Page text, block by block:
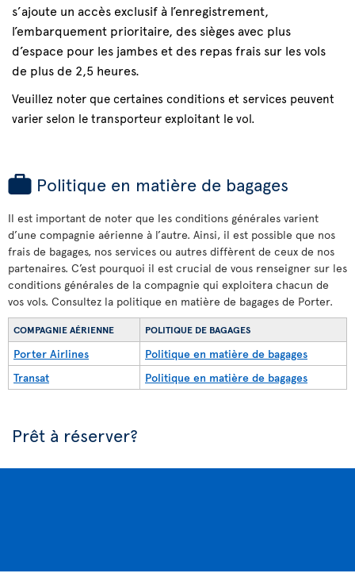
s’ajoute un accès exclusif à l’enregistrement,
l’embarquement prioritaire, des sièges avec plus
d’espace pour les jambes et des repas frais sur les vols
de plus de 2,5 heures.
Veuillez noter que certaines conditions et services peuvent
varier selon le transporteur exploitant le vol.
Politique en matière de bagages
Il est important de noter que les conditions générales varient
d’une compagnie aérienne à l’autre. Ainsi, il est possible que nos
frais de bagages, nos services ou autres diffèrent de ceux de nos
partenaires. C’est pourquoi il est crucial de vous renseigner sur les
conditions générales de la compagnie qui exploitera chacun de
vos vols. Consultez la politique en matière de bagages de Porter.
COMPAGNIE AÉRIENNE POLITIQUE DE BAGAGES
Porter Airlines
Politique en matière de bagages
Transat
Politique en matière de bagages
Prêt à réserver?